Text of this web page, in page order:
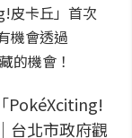
皮卡丘」首次
機會透過
的機會！